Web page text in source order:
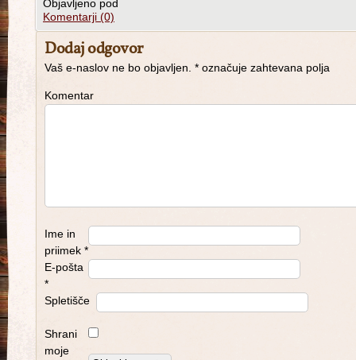
Objavljeno pod
Komentarji (0)
Dodaj odgovor
Vaš e-naslov ne bo objavljen. * označuje zahtevana polja
Komentar
Ime in
priimek *
E-pošta
*
Spletišče
Shrani
moje